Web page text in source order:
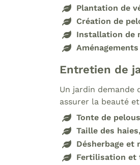
Plantation de
Création de
Installation de
Entretien de
Un jardin demande
assurer la beauté
Tonte de
Taille des
Désherbage et
Fertilisation et